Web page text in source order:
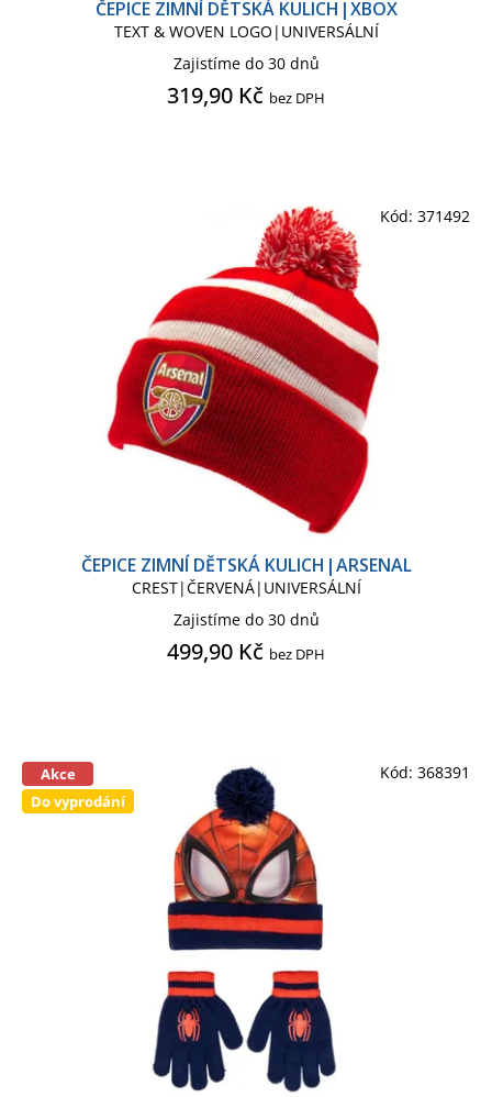
HARRY POTTER
HARRY POTTER SÉRIE
IKONICKÉ POSTAVY
JURSKÝ PARK KROTITELÉ DUCHŮ
KRTEČEK LILO & STITCH
MARVEL
MARVEL CLASSIC COMICS
MARVEL SÉRIE MICKEY MOUSE
MICKEY MOUSE KIDS
PRASÁTKO PEPPA
SOVA HEDVIKA SPIDERMAN
SPIDERMAN CLASSIC COMICS
SPIDERMAN KIDS
THE NIGHTMARE BEFORE
CHRISTMAS
ČEPICE ZIMNÍ DĚTSKÁ KULICH|XBOX
TEXT & WOVEN LOGO|UNIVERSÁLNÍ
Zajistíme do 30 dnů
319,90 Kč bez DPH
ČEPICE ZIMNÍ DĚTSKÁ KULICH|ARSENAL
CREST|ČERVENÁ|UNIVERSÁLNÍ
Zajistíme do 30 dnů
499,90 Kč bez DPH
Kód: 371492
Akce
Do vyprodání
Kód: 368391